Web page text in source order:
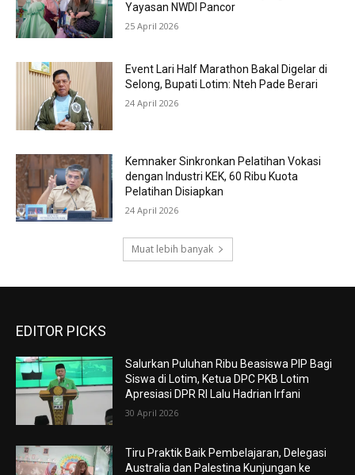
Yayasan NWDI Pancor
25 April 2026
Event Lari Half Marathon Bakal Digelar di
Selong, Bupati Lotim: Nteh Pade Berari
24 April 2026
Kemnaker Sinkronkan Pelatihan Vokasi
dengan Industri KEK, 60 Ribu Kuota
Pelatihan Disiapkan
24 April 2026
Muat lebih banyak
EDITOR PICKS
Salurkan Puluhan Ribu Beasiswa PIP Bagi
Siswa di Lotim, Ketua DPC PKB Lotim
Apresiasi DPR RI Lalu Hadrian Irfani
30 April 2026
Tiru Praktik Baik Pembelajaran, Delegasi
Australia dan Palestina Kunjungan ke